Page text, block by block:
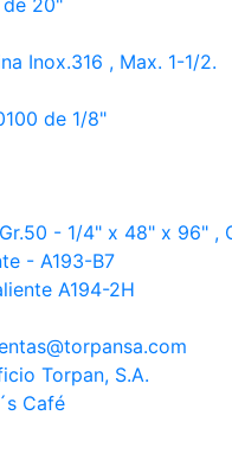
Inox.316 , Max. 1-1/2.
de 1/8"
- 1/4" x 48" x 96" ,
- A193-B7
A194-2H
Torpan, S.A.
Café